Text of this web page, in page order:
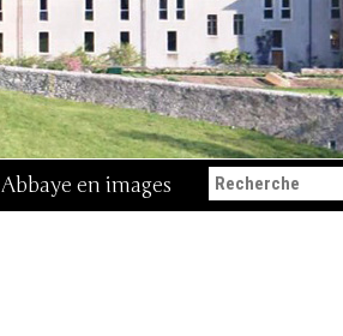
Abbaye en images Messe du 15